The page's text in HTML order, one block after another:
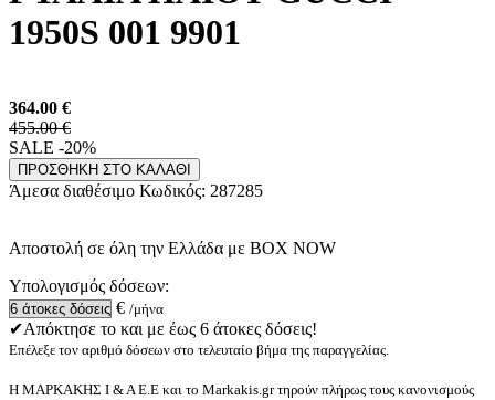
1950S 001 9901
364.00 €
455.00 €
SALE -20%
ΠΡΟΣΘΗΚΗ ΣΤΟ ΚΑΛΑΘΙ
Άμεσα διαθέσιμο Κωδικός: 287285
Αποστολή σε όλη την Ελλάδα με BOX NOW
Υπολογισμός δόσεων:
€ /μήνα
✔Απόκτησε το και με έως 6 άτοκες δόσεις!
Επέλεξε τον αριθμό δόσεων στο τελευταίο βήμα της παραγγελίας.
Η ΜΑΡΚΑΚΗΣ Ι & Α Ε.Ε και το Markakis.gr τηρούν πλήρως τους κανονισμούς